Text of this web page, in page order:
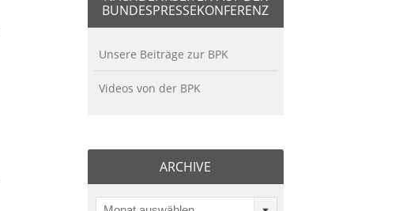
BUNDESPRESSEKONFERENZ
Unsere Beiträge zur BPK
Videos von der BPK
ARCHIVE